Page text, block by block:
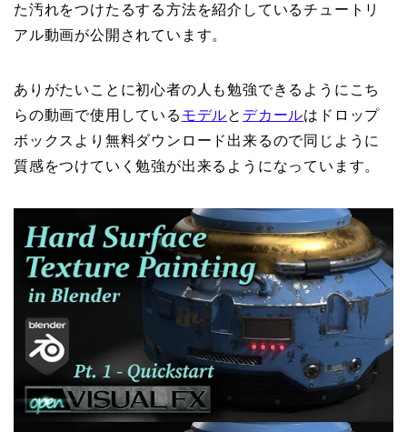
た汚れをつけたるする方法を紹介しているチュートリ
アル動画が公開されています。
ありがたいことに初心者の人も勉強できるようにこち
らの動画で使用している モデルと デカールはドロップ
ボックスより無料ダウンロード出来るので同じように
質感をつけていく勉強が出来るようになっています。